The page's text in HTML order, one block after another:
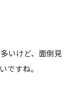
いけど、面倒見
ですね。